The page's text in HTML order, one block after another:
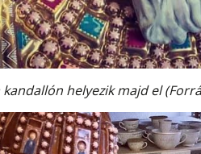
helyezik majd el